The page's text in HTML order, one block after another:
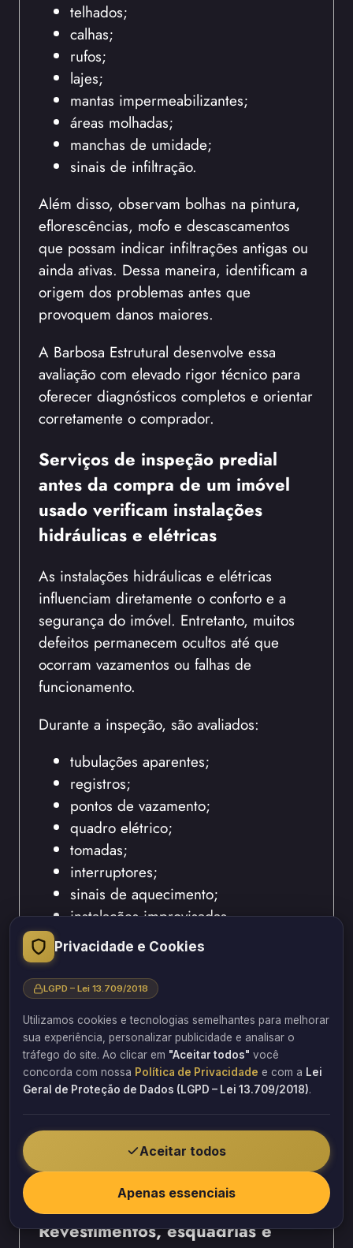
telhados;
calhas;
rufos;
lajes;
mantas impermeabilizantes;
áreas molhadas;
manchas de umidade;
sinais de infiltração.
Além disso, observam bolhas na pintura,
eflorescências, mofo e descascamentos
que possam indicar infiltrações antigas ou
ainda ativas. Dessa maneira, identificam a
origem dos problemas antes que
provoquem danos maiores.
A Barbosa Estrutural desenvolve essa
avaliação com elevado rigor técnico para
oferecer diagnósticos completos e orientar
corretamente o comprador.
Serviços de inspeção predial
antes da compra de um imóvel
usado verificam instalações
hidráulicas e elétricas
As instalações hidráulicas e elétricas
influenciam diretamente o conforto e a
segurança do imóvel. Entretanto, muitos
defeitos permanecem ocultos até que
ocorram vazamentos ou falhas de
funcionamento.
Durante a inspeção, são avaliados:
tubulações aparentes;
registros;
pontos de vazamento;
quadro elétrico;
tomadas;
interruptores;
sinais de aquecimento;
instalações improvisadas.
Além disso, a equipe verifica indícios de
infiltrações causadas por vazamentos
internos e observa possíveis desgastes
provocados pelo tempo. Assim, o
comprador conhece previamente as
condições desses sistemas e pode
planejar eventuais adequações.
forma detalhada para reduzir riscos e
evitar despesas inesperadas após a
Revestimentos, esquadrias e
Privacidade e Cookies
LGPD – Lei 13.709/2018
Utilizamos cookies e tecnologias semelhantes para melhorar
sua experiência, personalizar publicidade e analisar o
tráfego do site. Ao clicar em "Aceitar todos" você
concorda com nossa Política de Privacidade e com a Lei
Geral de Proteção de Dados (LGPD – Lei 13.709/2018).
Aceitar todos
Apenas essenciais